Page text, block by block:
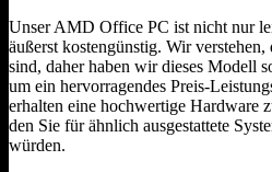
Unser AMD Office PC ist nicht nur
äußerst kostengünstig. Wir
sind, daher haben wir dieses Modell
um ein hervorragendes Preis-
erhalten eine hochwertige Hardware
den Sie für ähnlich ausgestattete
würden.